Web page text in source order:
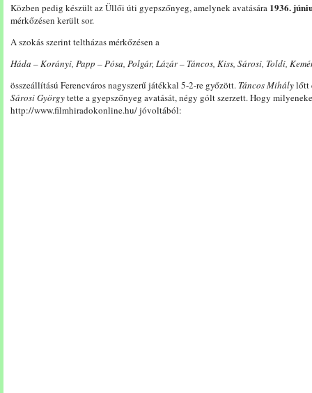
Közben pedig készült az Üllői úti gyepszőnyeg, amelynek avatására 1936.
mérkőzésen került sor.
A szokás szerint teltházas mérkőzésen a
Háda – Korányi, Papp – Pósa, Polgár, Lázár – Táncos, Kiss, Sárosi, Toldi,
összeállítású Ferencváros nagyszerű játékkal 5-2-re győzött. Táncos Mihálylőtt
Sárosi Györgytette a gyepszőnyeg avatását, négy gólt szerzett. Hogy
http://www.filmhiradokonline.hu/ jóvoltából: